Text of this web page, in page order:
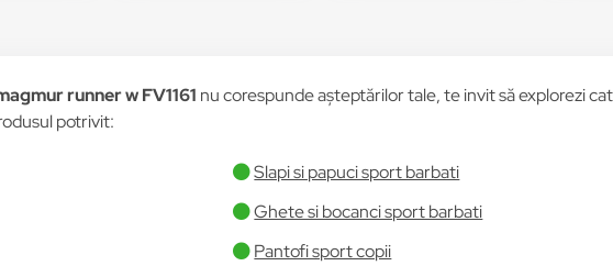
runner w FV1161 nu corespunde așteptărilor tale, te invit să explorezi
potrivit:
Slapi si papuci sport barbati
Ghete si bocanci sport barbati
Pantofi sport copii